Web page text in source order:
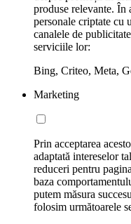
produse relevante. În
personale criptate
canalele de
serviciile lor:
Bing, Criteo, Meta,
Marketing
Prin acceptarea
adaptată intereselor
reduceri pentru
baza
putem măsura
folosim următoarele